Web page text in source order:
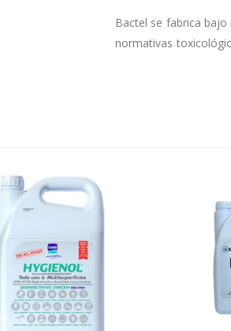
Bactel se fabrica
normativas